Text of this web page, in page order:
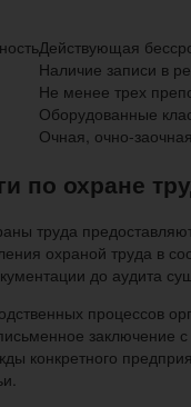
Действующая
Наличие записи в
Не менее трех
Оборудованные
Очная, очно-
по охране
труда
охраной труда в
до аудита
конкретного